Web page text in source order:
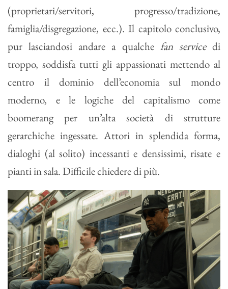
(proprietari/servitori, progresso/tradizione,
famiglia/disgregazione, ecc.). Il capitolo conclusivo,
pur lasciandosi andare a qualche fan servicedi
troppo, soddisfa tutti gli appassionati mettendo al
centro il dominio dell’economia sul mondo
moderno, e le logiche del capitalismo come
boomerang per un’alta società di strutture
gerarchiche ingessate. Attori in splendida forma,
dialoghi (al solito) incessanti e densissimi, risate e
pianti in sala. Difficile chiedere di più.